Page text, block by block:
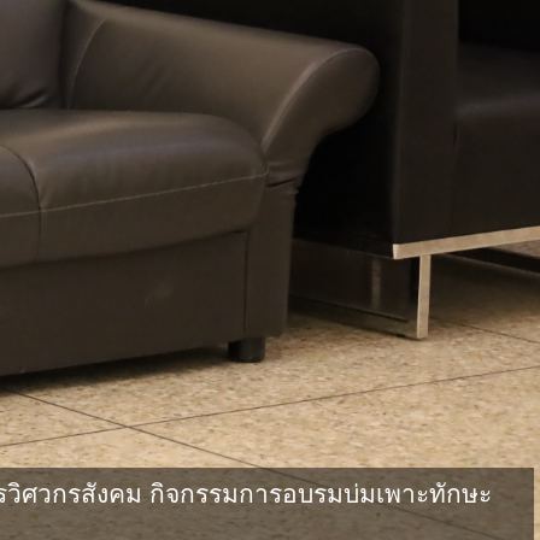
วกรสังคม กิจกรรมการอบรมบ่มเพาะทักษะ